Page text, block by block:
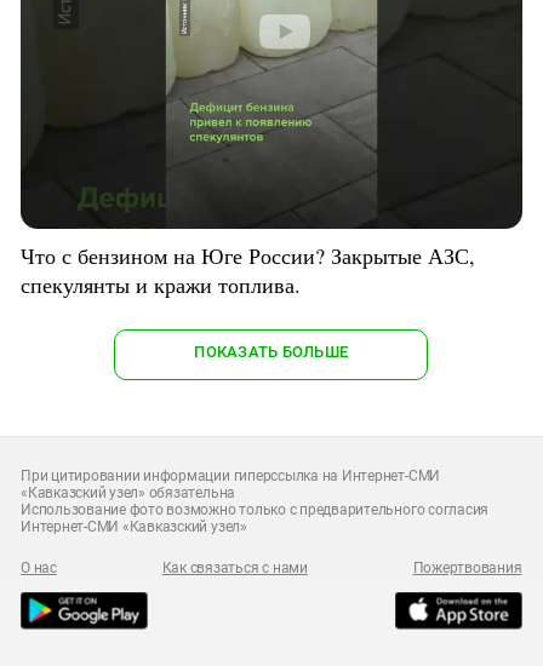
Что с бензином на Юге России? Закрытые АЗС,
спекулянты и кражи топлива.
ПОКАЗАТЬ БОЛЬШЕ
При цитировании информации гиперссылка на Интернет-СМИ
«Кавказский узел» обязательна
Использование фото возможно только с предварительного согласия
Интернет-СМИ «Кавказский узел»
О нас Как связаться с нами Пожертвования